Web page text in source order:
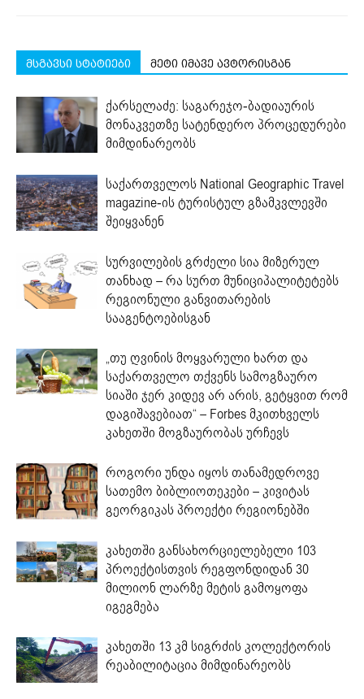
მსგავსი სტატიები მეტი იმავე ავტორისგან
ქარსელაძე: საგარეჯო-ბადიაურის
მონაკვეთზე სატენდერო პროცედურები
მიმდინარეობს
საქართველოს National Geographic Travel
magazine-ის ტურისტულ გზამკვლევში
შეიყვანენ
სურვილების გრძელი სია მიზერულ
თანხად – რა სურთ მუნიციპალიტეტებს
რეგიონული განვითარების
სააგენტოებისგან
„თუ ღვინის მოყვარული ხართ და
საქართველო თქვენს სამოგზაურო
სიაში ჯერ კიდევ არ არის, გეტყვით რომ
დაგიშავებიათ“ – Forbes მკითხველს
კახეთში მოგზაურობას ურჩევს
როგორი უნდა იყოს თანამედროვე
სათემო ბიბლიოთეკები – კივიტას
გეორგიკას პროექტი რეგიონებში
კახეთში განსახორციელებელი 103
პროექტისთვის რეგფონდიდან 30
მილიონ ლარზე მეტის გამოყოფა
იგეგმება
კახეთში 13 კმ სიგრძის კოლექტორის
რეაბილიტაცია მიმდინარეობს